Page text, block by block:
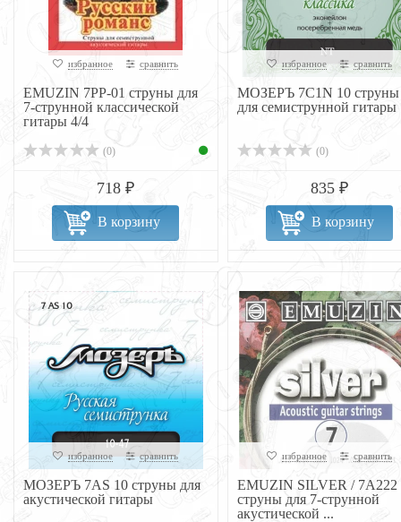
избранное сравнить
EMUZIN 7РР-01 струны для
7-струнной классической
гитары 4/4
(0)
718 ₽
В корзину
избранное сравнить
МОЗЕРЪ 7C1N 10 струны
для семиструнной гитары
(0)
835 ₽
В корзину
избранное сравнить
МОЗЕРЪ 7AS 10 струны для
акустической гитары
избранное сравнить
EMUZIN SILVER / 7А222
струны для 7-струнной
акустической ...